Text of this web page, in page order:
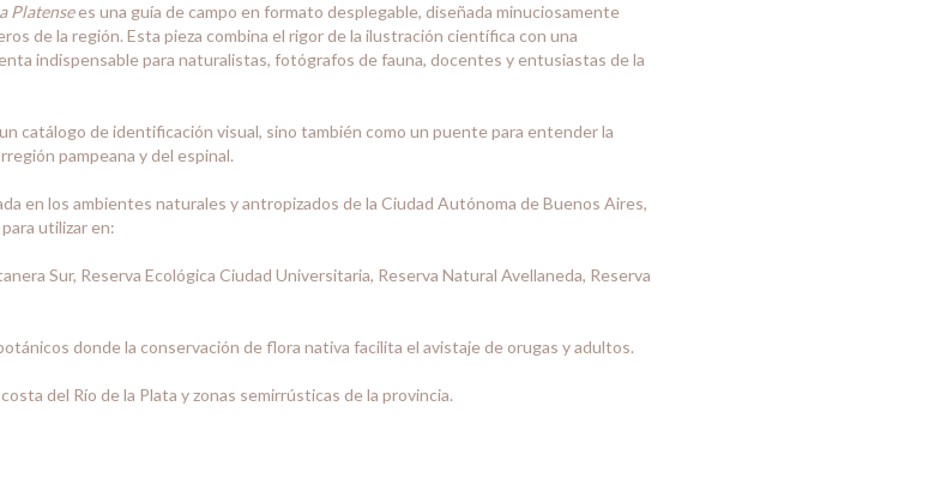
Platensees una guía de campo en formato desplegable, diseñada minuciosamente
de la región. Esta pieza combina el rigor de la ilustración científica con una
indispensable para naturalistas, fotógrafos de fauna, docentes y entusiastas de la
catálogo de identificación visual, sino también como un puente para entender la
pampeana y del espinal.
en los ambientes naturales y antropizados de la Ciudad Autónoma de Buenos Aires,
utilizar en:
Sur, Reserva Ecológica Ciudad Universitaria, Reserva Natural Avellaneda, Reserva
donde la conservación de flora nativa facilita el avistaje de orugas y adultos.
del Río de la Plata y zonas semirrústicas de la provincia.